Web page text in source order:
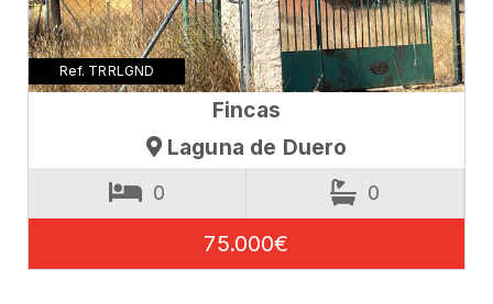
Ref. TRRLGND
Fincas
Laguna de Duero
0 0
75.000€